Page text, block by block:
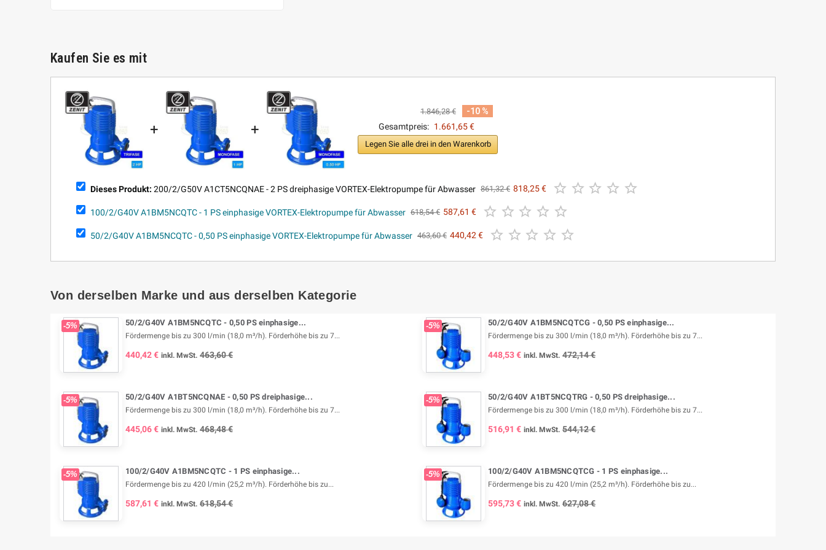
Kaufen Sie es mit
+ +
1.846,28 €
-10 %
Gesamtpreis: 1.661,65 €
Legen Sie alle drei in den Warenkorb
Dieses Produkt: 200/2/G50V A1CT5NCQNAE - 2 PS dreiphasige VORTEX-Elektropumpe für Abwasser 861,32 € 818,25 €     
100/2/G40V A1BM5NCQTC - 1 PS einphasige VORTEX-Elektropumpe für Abwasser 618,54 € 587,61 €     
50/2/G40V A1BM5NCQTC - 0,50 PS einphasige VORTEX-Elektropumpe für Abwasser 463,60 € 440,42 €     
Von derselben Marke und aus derselben Kategorie
-5% 50/2/G40V A1BM5NCQTC - 0,50 PS einphasige...
Fördermenge bis zu 300 l/min (18,0 m³/h). Förderhöhe bis zu 7...
440,42 € inkl. MwSt. 463,60 €
-5% 50/2/G40V A1BM5NCQTCG - 0,50 PS einphasige...
Fördermenge bis zu 300 l/min (18,0 m³/h). Förderhöhe bis zu 7...
448,53 € inkl. MwSt. 472,14 €
-5% 50/2/G40V A1BT5NCQNAE - 0,50 PS dreiphasige...
Fördermenge bis zu 300 l/min (18,0 m³/h). Förderhöhe bis zu 7...
445,06 € inkl. MwSt. 468,48 €
-5% 50/2/G40V A1BT5NCQTRG - 0,50 PS dreiphasige...
Fördermenge bis zu 300 l/min (18,0 m³/h). Förderhöhe bis zu 7...
516,91 € inkl. MwSt. 544,12 €
-5% 100/2/G40V A1BM5NCQTC - 1 PS einphasige...
Fördermenge bis zu 420 l/min (25,2 m³/h). Förderhöhe bis zu...
587,61 € inkl. MwSt. 618,54 €
-5% 100/2/G40V A1BM5NCQTCG - 1 PS einphasige...
Fördermenge bis zu 420 l/min (25,2 m³/h). Förderhöhe bis zu...
595,73 € inkl. MwSt. 627,08 €